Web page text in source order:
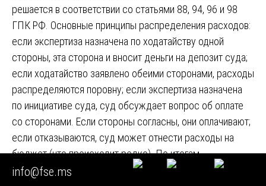
решается в соответствии со статьями 88, 94, 96 и 98
ГПК РФ. Основные принципы распределения расходов:
если экспертиза назначена по ходатайству одной
стороны, эта сторона и вносит деньги на депозит суда;
если ходатайство заявлено обеими сторонами, расходы
распределяются поровну; если экспертиза назначена
по инициативе суда, суд обсуждает вопрос об оплате
со сторонами. Если стороны согласны, они оплачивают;
если отказываются, суд может отнести расходы на
бюджет (что происходит редко). По итогам
рассмотрения дела расходы на экспертизу могут быть
info@fse.ms